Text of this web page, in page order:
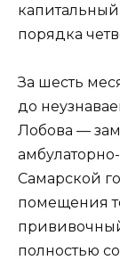
порядка
За шесть
до
Лобова —
Самарской
помещения
полностью